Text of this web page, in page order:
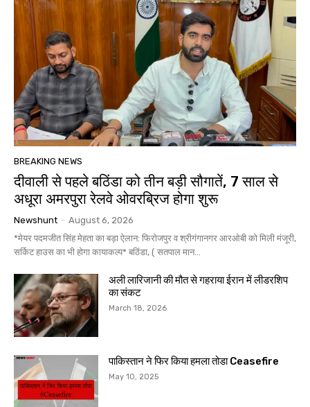
BREAKING NEWS
दीवाली से पहले बठिंडा को तीन बड़ी सौगातें, 7 साल से
अधूरा अमरपुरा रेलवे ओवरब्रिज होगा शुरू
Newshunt - August 6, 2026
*मेयर पदमजीत सिंह मेहता का बड़ा ऐलान: फिरोजपुर व श्रीगंगानगर आरओबी को मिली मंजूरी,
सर्किट हाउस का भी होगा कायाकल्प* बठिंडा, ( सतपाल मान...
अली लारिजानी की मौत से गहराया ईरान में लीडरशिप
का संकट
March 18, 2026
पाकिस्तान ने फिर किया हमला तोडा Ceasefire
May 10, 2025